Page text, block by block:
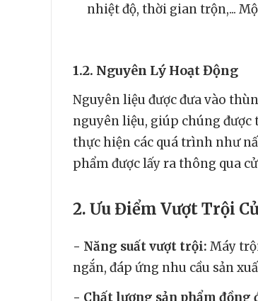
nhiệt độ, thời gian trộn,...
1.2. Nguyên Lý Hoạt Động
Nguyên liệu được đưa vào
nguyên liệu, giúp chúng được
thực hiện các quá trình như
phẩm được lấy ra thông qua
2. Ưu Điểm Vượt Trội
- Năng suất vượt trội: Máy
ngắn, đáp ứng nhu cầu sản
- Chất lượng sản phẩm đồng